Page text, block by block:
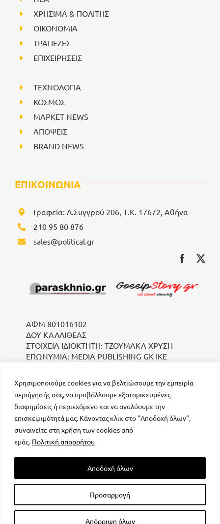
Χρησιμοποιούμε cookies για να βελτιώσουμε την εμπειρία
περιήγησής σας, να προβάλλουμε εξατομικευμένες
διαφημίσεις ή περιεχόμενο και να αναλύουμε την
επισκεψιμότητά μας. Κάνοντας κλικ στο "Αποδοχή όλων",
συναινείτε στη χρήση των cookies από
εμάς. Πολιτική απορρήτου
Προσαρμογή
Απόρριψη όλων
Αποδοχή όλων
ΧΡΗΣΙΜΑ & ΠΟΛΙΤΗΣ
ΟΙΚΟΝΟΜΙΑ
ΤΡΑΠΕΖΕΣ
ΕΠΙΧΕΙΡΗΣΕΙΣ
ΤΕΧΝΟΛΟΓΙΑ
ΚΟΣΜΟΣ
ΜΑΡΚΕΤ NEWS
ΑΠΟΨΕΙΣ
BRAND NEWS
ΕΠΙΚΟΙΝΩΝΙΑ
Γραφεία: Λ.Συγγρού 206, Τ.Κ. 17672, Αθήνα
210 95 80 876
sales@political.gr
ΑΦΜ 801016102
ΔΟΥ ΚΑΛΛΙΘΕΑΣ
ΣΤΟΙΧΕΙΑ ΙΔΙΟΚΤΗΤΗ: ΤΖΟΥΜΑΚΑ ΧΡΥΣΗ
ΕΠΩΝΥΜΙΑ: MEDIA PUBLISHING GK IKE
μοναδικός αριθμός Μ.Η.Τ. 232223
All rights reserved – Powered by